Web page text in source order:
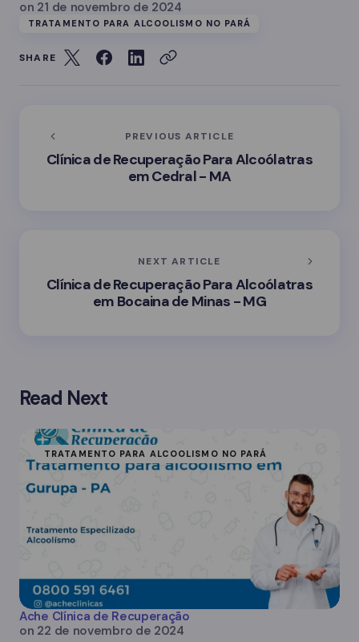
on 21 de novembro de 2024
TRATAMENTO PARA ALCOOLISMO NO PARÁ
SHARE
PREVIOUS ARTICLE
Clínica de Recuperação Para Alcoólatras
em Cedral - MA
NEXT ARTICLE
Clínica de Recuperação Para Alcoólatras
em Bocaina de Minas - MG
Read Next
TRATAMENTO PARA ALCOOLISMO NO PARÁ
Ache Clínica de Recuperação
on 22 de novembro de 2024